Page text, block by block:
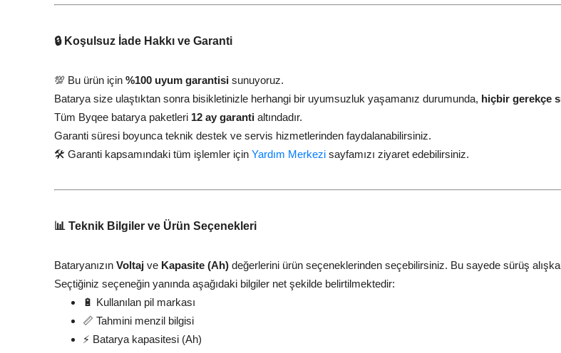
🔒 Koşulsuz İade Hakkı ve Garanti
💯 Bu ürün için %100 uyum garantisi sunuyoruz.
Batarya size ulaştıktan sonra bisikletinizle herhangi bir uyumsuzluk yaşamanız durumunda, hiçbir gerekçe
Tüm Byqee batarya paketleri 12 ay garanti altındadır.
Garanti süresi boyunca teknik destek ve servis hizmetlerinden faydalanabilirsiniz.
🛠️ Garanti kapsamındaki tüm işlemler için Yardım Merkezi sayfamızı ziyaret edebilirsiniz.
📊 Teknik Bilgiler ve Ürün Seçenekleri
Bataryanızın Voltaj ve Kapasite (Ah) değerlerini ürün seçeneklerinden seçebilirsiniz. Bu sayede sürüş
Seçtiğiniz seçeneğin yanında aşağıdaki bilgiler net şekilde belirtilmektedir:
🔋 Kullanılan pil markası
📏 Tahmini menzil bilgisi
⚡ Batarya kapasitesi (Ah)